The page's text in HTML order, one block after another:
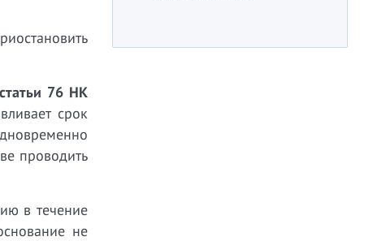
76 НК
срок
проводить
в течение
не